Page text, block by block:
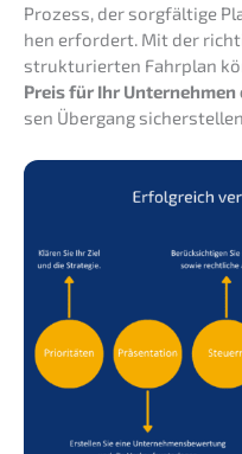
Prozess, der sorgfäl­ti­ge
hen erfor­dert. Mit der
struk­tu­rier­ten Fahrplan
Preis für Ihr Unter­neh­men
sen Übergang